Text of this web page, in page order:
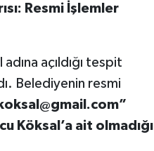
Resmi İşlemler
açıldığı tespit
Belediyenin resmi
”
Köksal’a ait olmadığı